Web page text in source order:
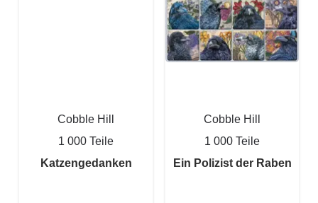
Cobble Hill
1 000 Teile
Katzengedanken
Cobble Hill
1 000 Teile
Ein Polizist der Raben